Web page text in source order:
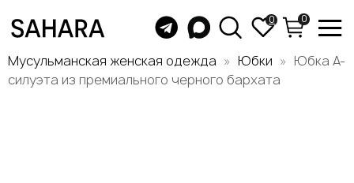
0
Мусульманская женская одежда Юбки
Юбка А-
силуэта из премиального черного бархата